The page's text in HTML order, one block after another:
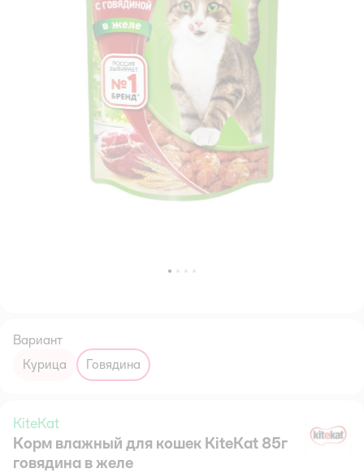
Вариант
курица
говядина
KiteKat
Корм влажный для кошек KiteKat 85г
говядина в желе